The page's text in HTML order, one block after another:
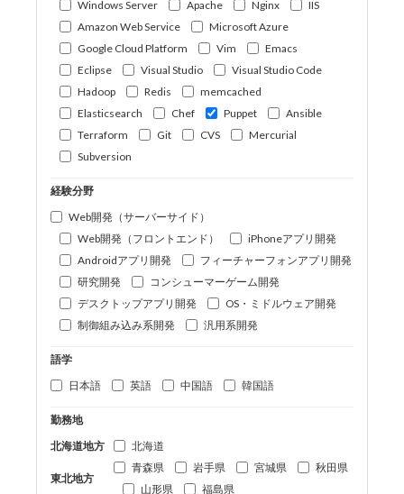
Windows Server
Apache Nginx
IIS
Amazon Web Service
Microsoft Azure
Google Cloud Platform
Vim
Emacs
Eclipse
Visual Studio
Visual Studio Code
Hadoop
Redis
memcached
Elasticsearch
Chef Puppet
Ansible
Terraform
Git CVS
Mercurial
Subversion
経験分野
Web開発（サーバーサイド）
Web開発（フロントエンド）
iPhoneアプリ開発
Androidアプリ開発
フィーチャーフォンアプリ開発
研究開発
コンシューマーゲーム開発
デスクトップアプリ開発
OS・ミドルウェア開発
制御組み込み系開発
汎用系開発
語学
日本語
英語 中国語 韓国語
勤務地
北海道地方
北海道
東北地方
青森県 岩手県 宮城県
秋田県
山形県
福島県